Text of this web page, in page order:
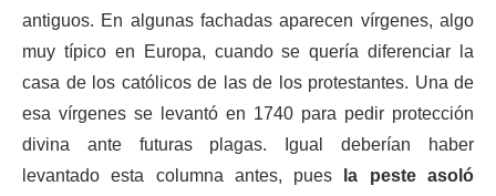
antiguos. En algunas fachadas aparecen vírgenes, algo
muy típico en Europa, cuando se quería diferenciar la
casa de los católicos de las de los protestantes. Una de
esa vírgenes se levantó en 1740 para pedir protección
divina ante futuras plagas. Igual deberían haber
levantado esta columna antes, pues
la peste asoló